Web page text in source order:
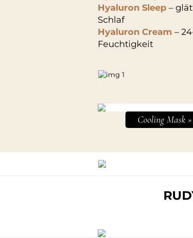
Hyaluron Sleep –
Schlaf
Hyaluron Cream –
Feuchtigkeit
Cooling Mask »